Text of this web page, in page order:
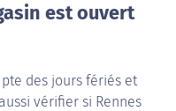
est ouvert
des jours fériés et
vérifier si Rennes